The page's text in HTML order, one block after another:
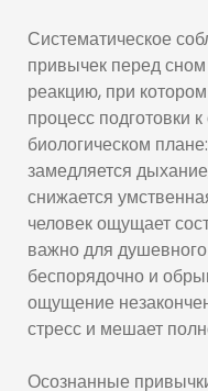
Систематическое
привычек перед
реакцию, при
процесс подготовки
биологическом
замедляется
снижается
человек ощущает
важно для душевного
беспорядочно и
ощущение
стресс и мешает
Осознанные